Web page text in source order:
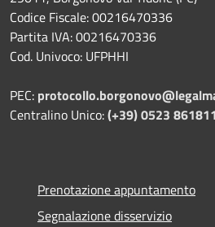
Codice Fiscale: 00216470336
Partita IVA: 00216470336
Cod. Univoco: UFPHHI
PEC:
Centralino Unico:(+39) 0523 861811
Prenotazione appuntamento
Segnalazione disservizio